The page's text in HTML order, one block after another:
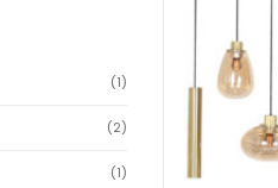
(1)
(2)
(1)